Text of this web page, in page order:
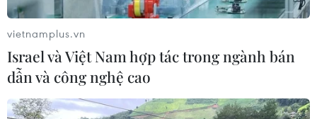
vietnamplus.vn
Israel và Việt Nam hợp tác trong ngành bán
dẫn và công nghệ cao